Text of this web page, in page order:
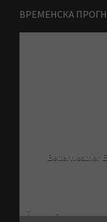
ВРЕМЕНСКА
BetterWeather